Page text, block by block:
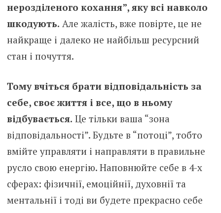
нерозділеного кохання”, яку всі навколо
шкодують. Але жалість, вже повірте, це не
найкраще і далеко не найбільш ресурсний
стан і почуття.
Тому вчіться брати відповідальність за
себе, своє життя і все, що в ньому
відбувається. Це тільки ваша “зона
відповідальності”. Будьте в “потоці”, тобто
вмійте управляти і направляти в правильне
русло свою енергію. Наповнюйте себе в 4-х
сферах: фізичнії, емоційнії, духовнії та
ментальнії і тоді ви будете прекрасно себе